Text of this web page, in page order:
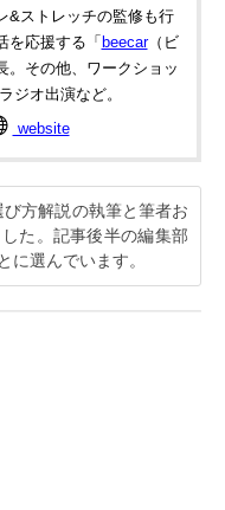
&ストレッチの監修も行
を応援する「 beecar（ビ
。その他、ワークショッ
ジオ出演など。
website
方解説の執筆と筆者お
た。記事後半の編集部
に選んでいます。